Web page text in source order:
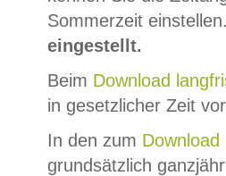
Sommerzeit
eingestellt.
Beim Download
in gesetzlicher Zeit
In den zum Download
grundsätzlich